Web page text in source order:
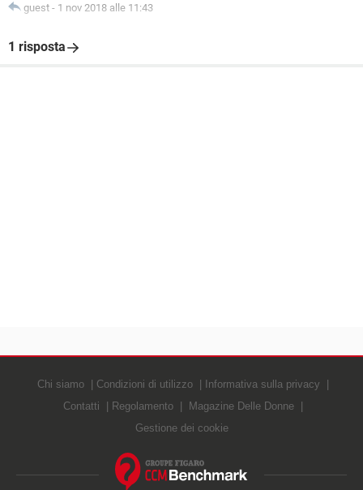
guest - 1 nov 2018 alle 11:43
1 risposta
Chi siamo Condizioni di utilizzo
Informativa sulla privacy
Contatti
Regolamento
Magazine Delle Donne
Gestione dei cookie